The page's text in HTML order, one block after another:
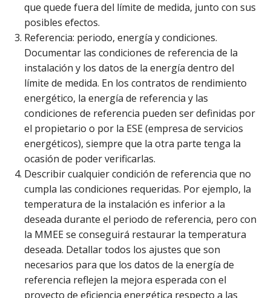
que quede fuera del límite de medida, junto con sus
posibles efectos.
Referencia: periodo, energía y condiciones.
Documentar las condiciones de referencia de la
instalación y los datos de la energía dentro del
límite de medida. En los contratos de rendimiento
energético, la energía de referencia y las
condiciones de referencia pueden ser definidas por
el propietario o por la ESE (empresa de servicios
energéticos), siempre que la otra parte tenga la
ocasión de poder verificarlas.
Describir cualquier condición de referencia que no
cumpla las condiciones requeridas. Por ejemplo, la
temperatura de la instalación es inferior a la
deseada durante el periodo de referencia, pero con
la MMEE se conseguirá restaurar la temperatura
deseada. Detallar todos los ajustes que son
necesarios para que los datos de la energía de
referencia reflejen la mejora esperada con el
proyecto de eficiencia energética respecto a las